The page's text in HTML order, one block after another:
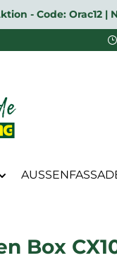
- Code:
AUSSENFASSADE
Box